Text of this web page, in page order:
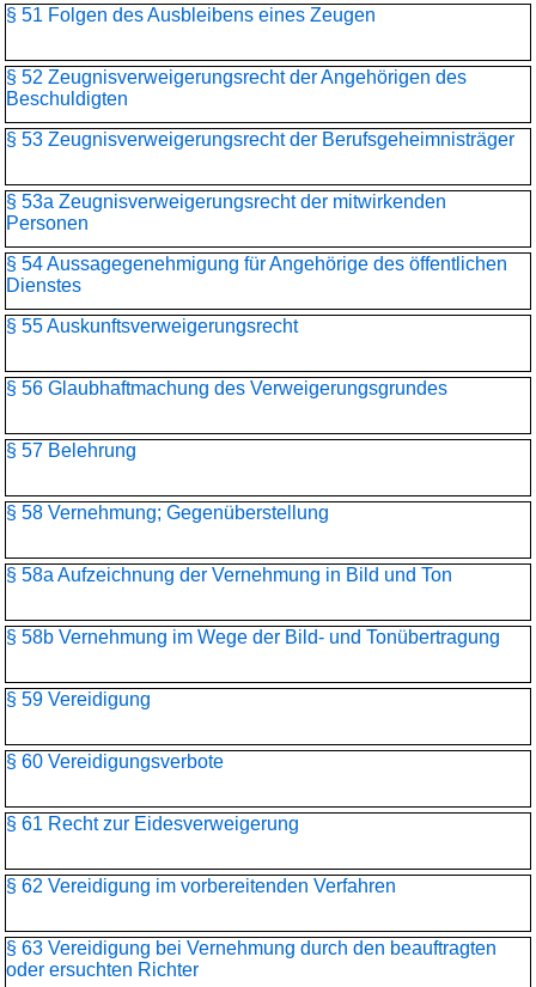
§ 51 Folgen des Ausbleibens eines Zeugen
§ 52 Zeugnisverweigerungsrecht der Angehörigen des
Beschuldigten
§ 53 Zeugnisverweigerungsrecht der Berufsgeheimnisträger
§ 53a Zeugnisverweigerungsrecht der mitwirkenden
Personen
§ 54 Aussagegenehmigung für Angehörige des öffentlichen
Dienstes
§ 55 Auskunftsverweigerungsrecht
§ 56 Glaubhaftmachung des Verweigerungsgrundes
§ 57 Belehrung
§ 58 Vernehmung; Gegenüberstellung
§ 58a Aufzeichnung der Vernehmung in Bild und Ton
§ 58b Vernehmung im Wege der Bild- und Tonübertragung
§ 59 Vereidigung
§ 60 Vereidigungsverbote
§ 61 Recht zur Eidesverweigerung
§ 62 Vereidigung im vorbereitenden Verfahren
§ 63 Vereidigung bei Vernehmung durch den beauftragten
oder ersuchten Richter